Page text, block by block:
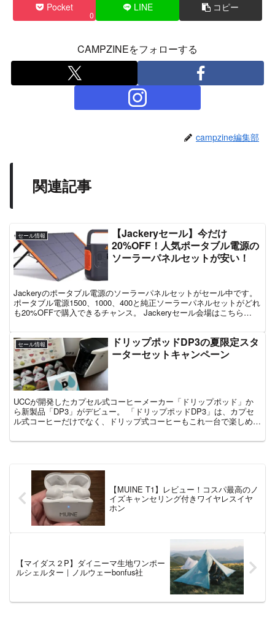
Pocket
0
LINE コピー
CAMPZINEをフォローする
campzine編集部
関連記事
セール情報
【Jackeryセール】今だけ
20%OFF！人気ポータブル電源の
ソーラーパネルセットが安い！
Jackeryのポータブル電源のソーラーパネルセットがセール中です。
ポータブル電源1500、1000、400と純正ソーラーパネルセットがどれ
も20%OFFで購入できるチャンス。 Jackeryセール会場はこちら
セール情報
ドリップポッドDP3の夏限定スタ
ーターセットキャンペーン
UCCが開発したカプセル式コーヒーメーカー「ドリップポッド」か
ら新製品「DP3」がデビュー。 「ドリップポッドDP3」は、カプセ
ル式コーヒーだけでなく、ドリップ式コーヒーもこれ一台で楽しめる
【MUINE T1】レビュー！コスパ最高のノ
イズキャンセリング付きワイヤレスイヤ
ホン
【マイダス２P】ダイニーマ生地ワンポー
ルシェルター｜ノルウェーbonfus社